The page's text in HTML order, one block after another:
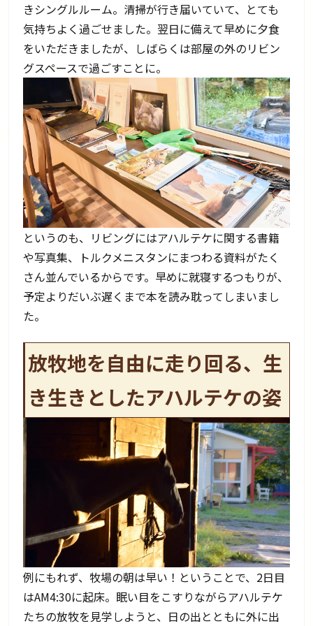
きシングルルーム。清掃が行き届いていて、とても
気持ちよく過ごせました。翌日に備えて早めに夕食
をいただきましたが、しばらくは部屋の外のリビン
グスペースで過ごすことに。
というのも、リビングにはアハルテケに関する書籍
や写真集、トルクメニスタンにまつわる資料がたく
さん並んでいるからです。早めに就寝するつもりが、
予定よりだいぶ遅くまで本を読み耽ってしまいまし
た。
放牧地を自由に走り回る、生
き生きとしたアハルテケの姿
例にもれず、牧場の朝は早い！ということで、2日目
はAM4:30に起床。眠い目をこすりながらアハルテケ
たちの放牧を見学しようと、日の出とともに外に出